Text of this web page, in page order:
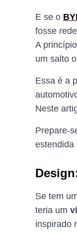
E se o
fosse
A
um salto
Essa é a
Neste
Prepare-
estendida
Se tem
teria um
inspirado